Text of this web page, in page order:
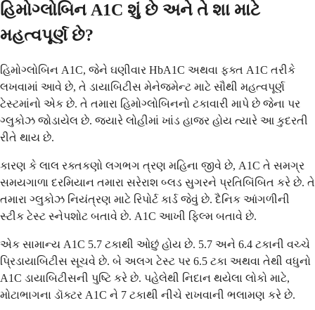
હિમોગ્લોબિન A1C શું છે અને તે શા માટે
મહત્વપૂર્ણ છે?
હિમોગ્લોબિન A1C, જેને ઘણીવાર HbA1C અથવા ફક્ત A1C તરીકે
લખવામાં આવે છે, તે ડાયાબિટીસ મેનેજમેન્ટ માટે સૌથી મહત્વપૂર્ણ
ટેસ્ટમાંનો એક છે. તે તમારા હિમોગ્લોબિનનો ટકાવારી માપે છે જેના પર
ગ્લુકોઝ જોડાયેલ છે. જ્યારે લોહીમાં ખાંડ હાજર હોય ત્યારે આ કુદરતી
રીતે થાય છે.
કારણ કે લાલ રક્તકણો લગભગ ત્રણ મહિના જીવે છે, A1C તે સમગ્ર
સમયગાળા દરમિયાન તમારા સરેરાશ બ્લડ સુગરને પ્રતિબિંબિત કરે છે. તે
તમારા ગ્લુકોઝ નિયંત્રણ માટે રિપોર્ટ કાર્ડ જેવું છે. દૈનિક આંગળીની
સ્ટીક ટેસ્ટ સ્નેપશોટ બતાવે છે. A1C આખી ફિલ્મ બતાવે છે.
એક સામાન્ય A1C 5.7 ટકાથી ઓછું હોય છે. 5.7 અને 6.4 ટકાની વચ્ચે
પ્રિડાયાબિટીસ સૂચવે છે. બે અલગ ટેસ્ટ પર 6.5 ટકા અથવા તેથી વધુનો
A1C ડાયાબિટીસની પુષ્ટિ કરે છે. પહેલેથી નિદાન થયેલા લોકો માટે,
મોટાભાગના ડૉક્ટર A1C ને 7 ટકાથી નીચે રાખવાની ભલામણ કરે છે.